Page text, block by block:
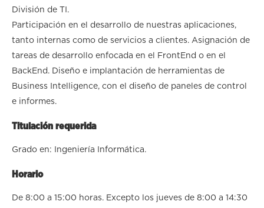
División de TI.
Participación en el desarrollo de nuestras aplicaciones,
tanto internas como de servicios a clientes. Asignación de
tareas de desarrollo enfocada en el FrontEnd o en el
BackEnd. Diseño e implantación de herramientas de
Business Intelligence, con el diseño de paneles de control
e informes.
Titulación requerida
Grado en: Ingeniería Informática.
Horario
De 8:00 a 15:00 horas. Excepto los jueves de 8:00 a 14:30